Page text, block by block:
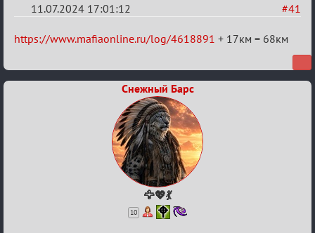
#41
11.07.2024 17:01:12
Re:
тысяч
https://www.mafiaonline.ru/log/4618891 + 17км = 68км
Снежный Барс
🦅💖💃
10